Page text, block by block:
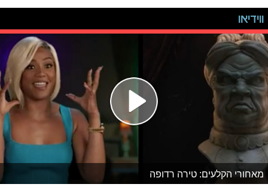
ווידיאו
מאחורי הקלעים: טירה רדופה